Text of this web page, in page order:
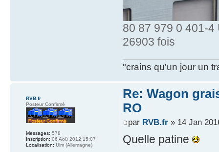
80 87 979 0 401-4
26903 fois
"crains qu'un jour un
Re: Wagon
RO
par RVB.fr» 14 Jan
Quelle patine
RVB.fr
Posteur Confirmé
Messages: 578
Inscription: 06 Aoû 2012 15:07
Localisation: Ulm (Allemagne)